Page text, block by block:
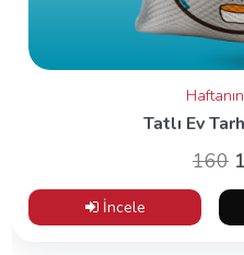
Tatlı Ev
160
İncele